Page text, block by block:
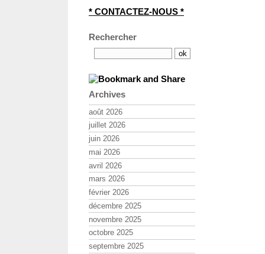
* CONTACTEZ-NOUS *
Rechercher
Archives
août 2026
juillet 2026
juin 2026
mai 2026
avril 2026
mars 2026
février 2026
décembre 2025
novembre 2025
octobre 2025
septembre 2025